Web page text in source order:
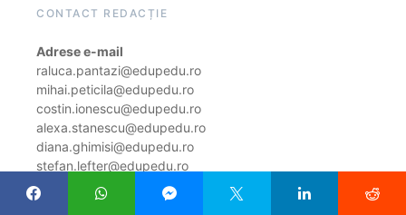
CONTACT REDACȚIE
Adrese e-mail
raluca.pantazi@edupedu.ro
mihai.peticila@edupedu.ro
costin.ionescu@edupedu.ro
alexa.stanescu@edupedu.ro
diana.ghimisi@edupedu.ro
stefan.lefter@edupedu.ro
ramona.florea@edupedu.ro